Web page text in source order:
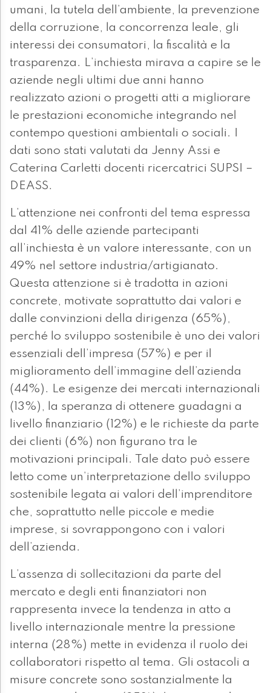
umani, la tutela dell’ambiente, la prevenzione
della corruzione, la concorrenza leale, gli
interessi dei consumatori, la fiscalità e la
trasparenza. L’inchiesta mirava a capire se le
aziende negli ultimi due anni hanno
realizzato azioni o progetti atti a migliorare
le prestazioni economiche integrando nel
contempo questioni ambientali o sociali. I
dati sono stati valutati da Jenny Assi e
Caterina Carletti docenti ricercatrici SUPSI –
DEASS.
L’attenzione nei confronti del tema espressa
dal 41% delle aziende partecipanti
all’inchiesta è un valore interessante, con un
49% nel settore industria/artigianato.
Questa attenzione si è tradotta in azioni
concrete, motivate soprattutto dai valori e
dalle convinzioni della dirigenza (65%),
perché lo sviluppo sostenibile è uno dei valori
essenziali dell’impresa (57%) e per il
miglioramento dell’immagine dell’azienda
(44%). Le esigenze dei mercati internazionali
(13%), la speranza di ottenere guadagni a
livello finanziario (12%) e le richieste da parte
dei clienti (6%) non figurano tra le
motivazioni principali. Tale dato può essere
letto come un’interpretazione dello sviluppo
sostenibile legata ai valori dell’imprenditore
che, soprattutto nelle piccole e medie
imprese, si sovrappongono con i valori
dell’azienda.
L’assenza di sollecitazioni da parte del
mercato e degli enti finanziatori non
rappresenta invece la tendenza in atto a
livello internazionale mentre la pressione
interna (28%) mette in evidenza il ruolo dei
collaboratori rispetto al tema. Gli ostacoli a
misure concrete sono sostanzialmente la